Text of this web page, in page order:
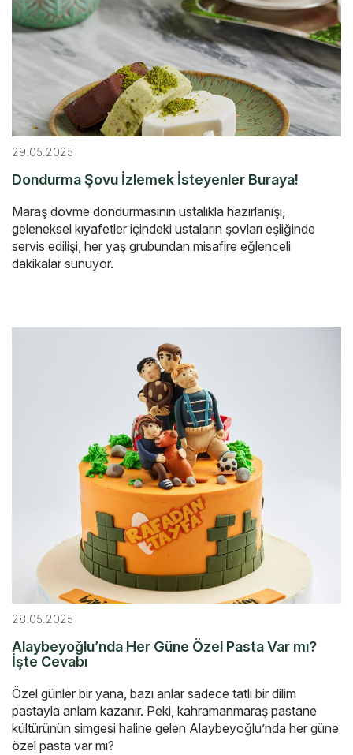
29.05.2025
Dondurma Şovu İzlemek İsteyenler Buraya!
Maraş dövme dondurmasının ustalıkla hazırlanışı,
geleneksel kıyafetler içindeki ustaların şovları eşliğinde
servis edilişi, her yaş grubundan misafire eğlenceli
dakikalar sunuyor.
28.05.2025
Alaybeyoğlu’nda Her Güne Özel Pasta Var mı?
İşte Cevabı
Özel günler bir yana, bazı anlar sadece tatlı bir dilim
pastayla anlam kazanır. Peki, kahramanmaraş pastane
kültürünün simgesi haline gelen Alaybeyoğlu’nda her güne
özel pasta var mı?